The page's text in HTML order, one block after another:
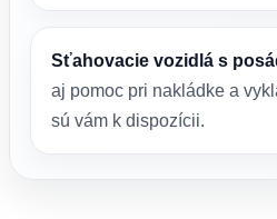
Sťahovacie vozidlá s
aj pomoc pri nakládke a
sú vám k dispozícii.